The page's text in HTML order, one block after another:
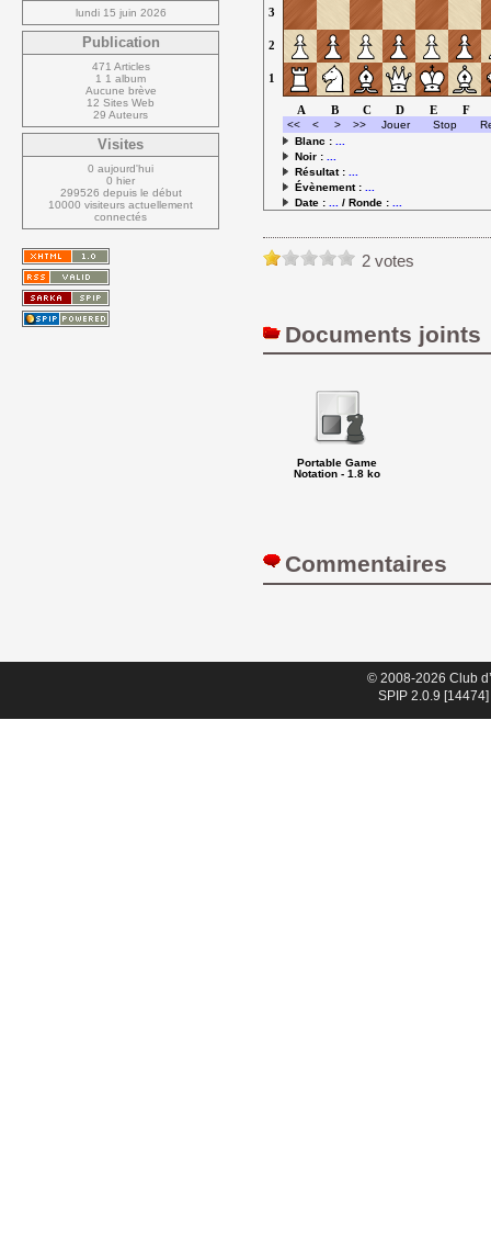
A
1
B
2
C
3
D E F
Blanc :
Noir :
Résultat :
Évènement :
Date :
/ Ronde :
2 votes
Documents joints
Portable Game
Notation - 1.8 ko
Commentaires
lundi 15 juin 2026
Publication
471 Articles
1 1 album
Aucune brève
12 Sites Web
29 Auteurs
Visites
0 aujourd'hui
0 hier
299526 depuis le début
10000 visiteurs actuellement
connectés
© 2008-2026 Club
SPIP 2.0.9 [14474]